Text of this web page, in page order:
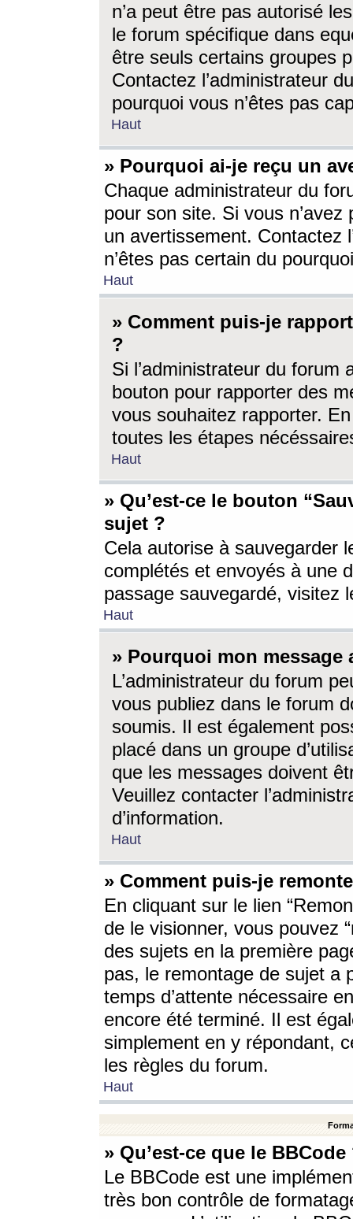
n’a peut être pas autorisé
le forum spécifique dans
être seuls certains groupes
Contactez l’administrateur
pourquoi vous n’êtes pas
Haut
» Pourquoi ai-je reçu un
Chaque administrateur du
pour son site. Si vous
un avertissement. Contactez
n’êtes pas certain du
Haut
» Comment puis-je
?
Si l’administrateur du forum
bouton pour rapporter des
vous souhaitez rapporter.
toutes les étapes
Haut
» Qu’est-ce le bouton
sujet ?
Cela autorise à sauvegarder
complétés et envoyés à une
passage sauvegardé, visitez
Haut
» Pourquoi mon message
L’administrateur du forum
vous publiez dans le forum
soumis. Il est également
placé dans un groupe
que les messages doivent
Veuillez contacter
d’information.
Haut
» Comment puis-je
En cliquant sur le lien
de le visionner, vous pouvez
des sujets en la première
pas, le remontage de sujet a
temps d’attente nécessaire
encore été terminé. Il est
simplement en y répondant,
les règles du forum.
Haut
» Qu’est-ce que le BBCode
Le BBCode est une
très bon contrôle de